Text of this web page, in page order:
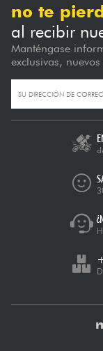
no te
al recibir
Manténgase
exclusivas,